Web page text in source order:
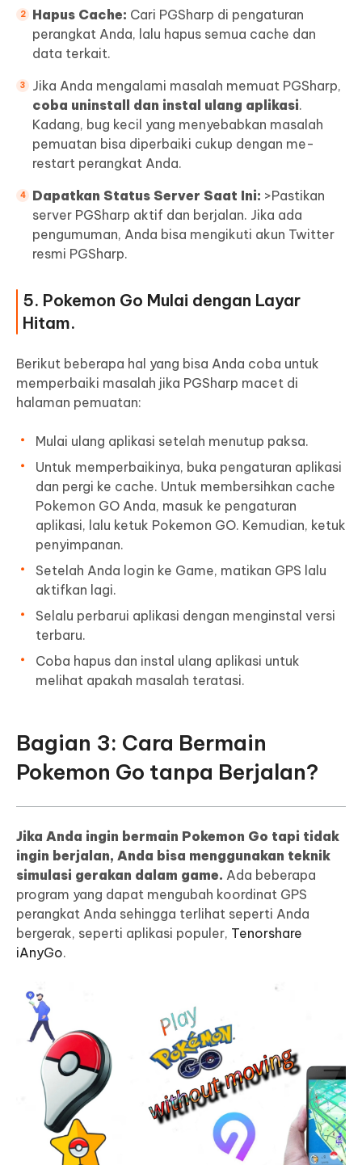
Hapus Cache: Cari PGSharp di pengaturan
perangkat Anda, lalu hapus semua cache dan
data terkait.
Jika Anda mengalami masalah memuat PGSharp,
coba uninstall dan instal ulang aplikasi.
Kadang, bug kecil yang menyebabkan masalah
pemuatan bisa diperbaiki cukup dengan me-
restart perangkat Anda.
Dapatkan Status Server Saat Ini: >Pastikan
server PGSharp aktif dan berjalan. Jika ada
pengumuman, Anda bisa mengikuti akun Twitter
resmi PGSharp.
5. Pokemon Go Mulai dengan Layar
Hitam.
Berikut beberapa hal yang bisa Anda coba untuk
memperbaiki masalah jika PGSharp macet di
halaman pemuatan:
Mulai ulang aplikasi setelah menutup paksa.
Untuk memperbaikinya, buka pengaturan aplikasi
dan pergi ke cache. Untuk membersihkan cache
Pokemon GO Anda, masuk ke pengaturan
aplikasi, lalu ketuk Pokemon GO. Kemudian, ketuk
penyimpanan.
Setelah Anda login ke Game, matikan GPS lalu
aktifkan lagi.
Selalu perbarui aplikasi dengan menginstal versi
terbaru.
Coba hapus dan instal ulang aplikasi untuk
melihat apakah masalah teratasi.
Bagian 3: Cara Bermain
Pokemon Go tanpa Berjalan?
Jika Anda ingin bermain Pokemon Go tapi tidak
ingin berjalan, Anda bisa menggunakan teknik
simulasi gerakan dalam game. Ada beberapa
program yang dapat mengubah koordinat GPS
perangkat Anda sehingga terlihat seperti Anda
bergerak, seperti aplikasi populer, Tenorshare
iAnyGo.